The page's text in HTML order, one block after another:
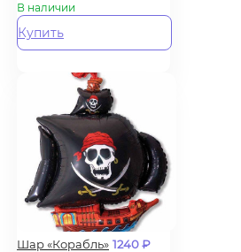
В наличии
Купить
Шар «Корабль» 1240₽